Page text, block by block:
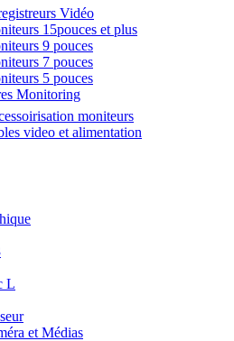
Vidéo
15pouces et plus
9 pouces
7 pouces
5 pouces
Monitoring
moniteurs
video et alimentation
L
et Médias